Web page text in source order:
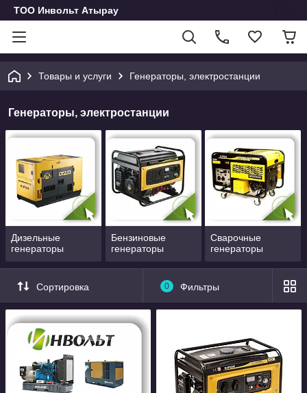
ТОО Инвольт Атырау
Товары и услуги Генераторы, электростанции
Генераторы, электростанции
Дизельные
генераторы
Бензиновые
генераторы
Сварочные
генераторы
Сортировка 0 Фильтры